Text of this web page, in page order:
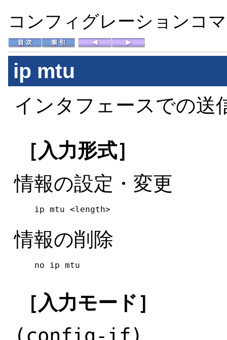
コンフィグレーションコ
ip mtu
インタフェースでの送
［入力形式］
情報の設定・変更
ip mtu <length>
情報の削除
no ip mtu
［入力モード］